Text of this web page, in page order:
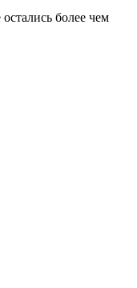
более чем